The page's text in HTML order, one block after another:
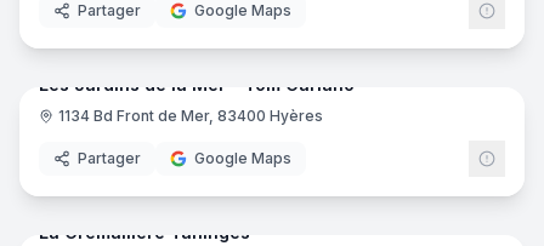
Partager Google Maps
15
Les Jardins de la Mer - Tom Cariano
1134 Bd Front de Mer, 83400 Hyères
Partager Google Maps
13
La Cremaillere Taninges